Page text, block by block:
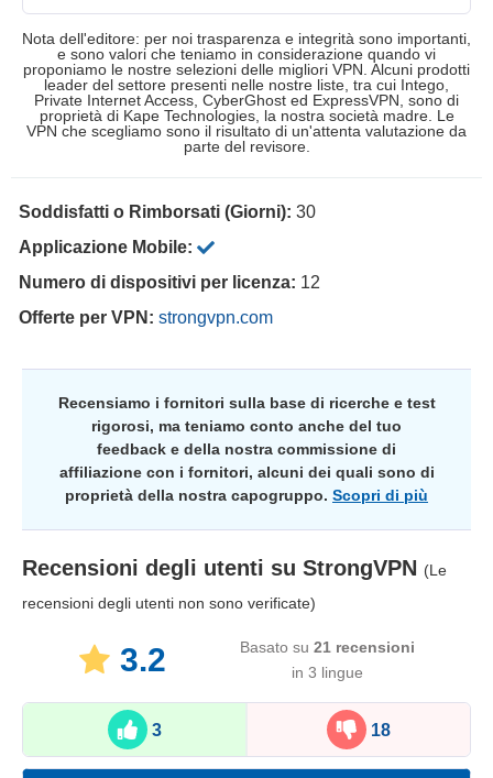
Nota dell'editore: per noi trasparenza e integrità sono importanti,
e sono valori che teniamo in considerazione quando vi
proponiamo le nostre selezioni delle migliori VPN. Alcuni prodotti
leader del settore presenti nelle nostre liste, tra cui Intego,
Private Internet Access, CyberGhost ed ExpressVPN, sono di
proprietà di Kape Technologies, la nostra società madre. Le
VPN che scegliamo sono il risultato di un'attenta valutazione da
parte del revisore.
Soddisfatti o Rimborsati (Giorni): 30
Applicazione Mobile:
Numero di dispositivi per licenza: 12
Offerte per VPN: strongvpn.com
Recensiamo i fornitori sulla base di ricerche e test
rigorosi, ma teniamo conto anche del tuo
feedback e della nostra commissione di
affiliazione con i fornitori, alcuni dei quali sono di
proprietà della nostra capogruppo. Scopri di più
Recensioni degli utenti su StrongVPN (Le
recensioni degli utenti non sono verificate)
3.2 Basato su 21 recensioni
in 3 lingue
3 18